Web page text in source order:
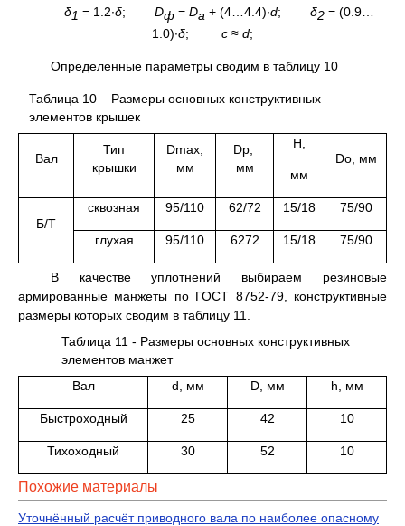
δ1 = 1.2∙δ; Dф= Da + (4…4.4)∙d; δ2= (0.9…
1.0)∙δ; c ≈ d;
Определенные параметры сводим в таблицу 10
Таблица 10 – Размеры основных конструктивных
элементов крышек
Вал
Тип
крышки
Dmax,
мм
Dp,
мм
H,
мм
Dо, мм
Б/Т
сквозная 95/110 62/72 15/18 75/90
глухая 95/110 6272 15/18 75/90
В качестве уплотнений выбираем резиновые
армированные манжеты по ГОСТ 8752-79, конструктивные
размеры которых сводим в таблицу 11.
Таблица 11 - Размеры основных конструктивных
элементов манжет
Вал
d, мм D, мм h, мм
Быстроходный 25 42 10
Тихоходный 30 52 10
Похожие материалы
Уточнённый расчёт приводного вала по наиболее опасному